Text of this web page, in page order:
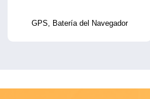
GPS, Batería del Navegador